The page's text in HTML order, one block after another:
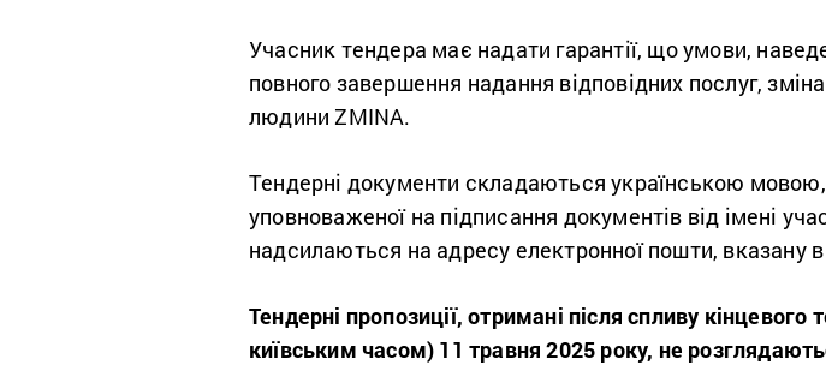
Учасник тендера має надати гарантії, що умови,
повного завершення надання відповідних послуг,
людини ZMINA.
Тендерні документи складаються українською
уповноваженої на підписання документів від імені
надсилаються на адресу електронної пошти, вказану
Тендерні пропозиції, отримані після спливу
київським часом) 11 травня 2025 року, не